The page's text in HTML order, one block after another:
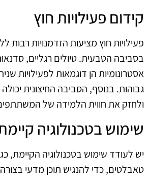
קידום פעילויות חוץ
פעילויות חוץ מציעות הזדמנויות רבות
בסביבה הטבעית. טיולים רגליים,
אסטרונומיות הן דוגמאות לפעילויות
גבוהות. בנוסף, הסביבה החיצונית
ולחזק את חווית הלמידה של
שימוש בטכנולוגיה
יש לעודד שימוש בטכנולוגיה הקיימת,
טאבלטים, כדי להנגיש תוכן מדעי